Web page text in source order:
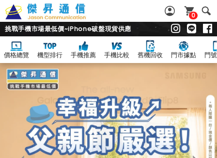
0
挑戰手機市場最低價~iPhone破盤現貨供應
價格總覽 機型排行 手機推薦 手機比較 舊機回收 門市據點 門